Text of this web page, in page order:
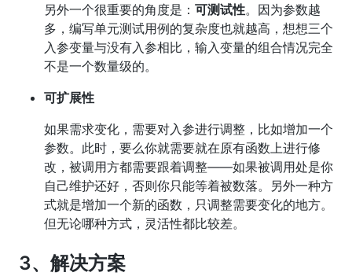
另外一个很重要的角度是： 可测试性。因为参数越
多，编写单元测试用例的复杂度也就越高，想想三个
入参变量与没有入参相比，输入变量的组合情况完全
不是一个数量级的。
可扩展性
如果需求变化，需要对入参进行调整，比如增加一个
参数。此时，要么你就需要就在原有函数上进行修
改，被调用方都需要跟着调整——如果被调用处是你
自己维护还好，否则你只能等着被数落。另外一种方
式就是增加一个新的函数，只调整需要变化的地方。
但无论哪种方式，灵活性都比较差。
3、解决方案